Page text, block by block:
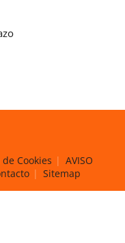
Cookies
AVISO
Sitemap